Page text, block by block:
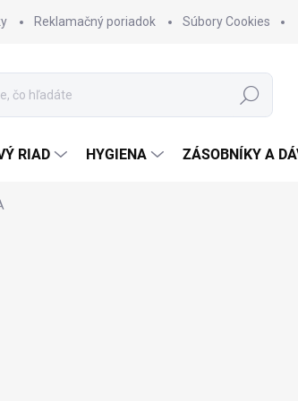
Reklamačný poriadok Súbory Cookies
Hľadať
RIAD HYGIENA ZÁSOBNÍKY A